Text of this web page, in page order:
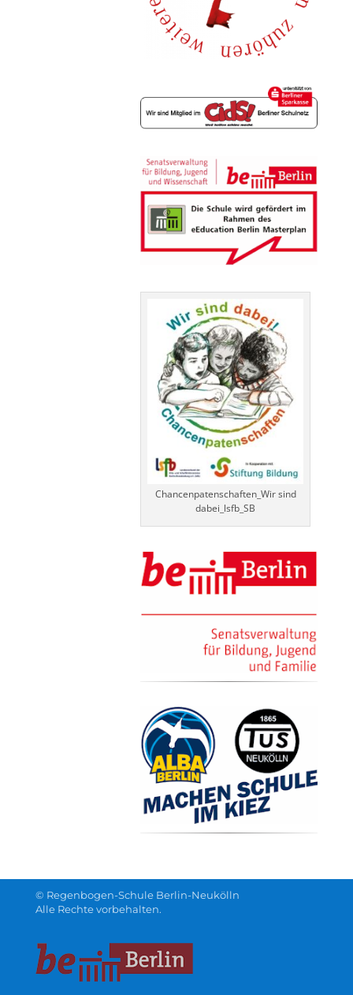
Chancenpatenschaften_Wir sind
dabei_lsfb_SB
© Regenbogen-Schule Berlin-Neukölln
Alle Rechte vorbehalten.